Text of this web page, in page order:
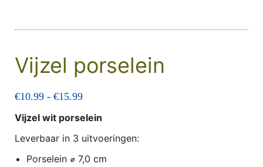
Vijzel porselein
€10.99 - €15.99Prijsklasse: €10.99 tot €15.99
Vijzel wit porselein
Leverbaar in 3 uitvoeringen:
Porselein ⌀ 7,0 cm